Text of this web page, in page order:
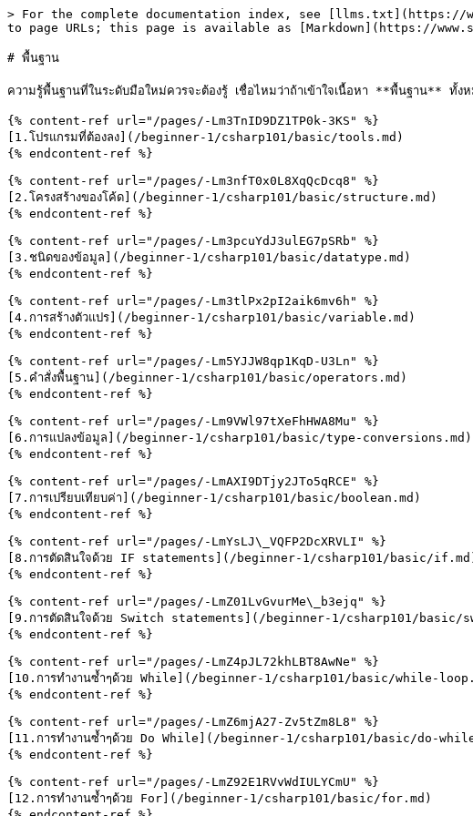
> For the complete documentation index, see [llms.txt](https://
to page URLs; this page is available as [Markdown](https://
# พื้นฐาน
ความรู้พื้นฐานที่ในระดับมือใหม่ควรจะต้องรู้ เชื่อไหมว่าถ้าเข้าใจเนื้อหา **พื้นฐาน** ทั้ง
{% content-ref url="/pages/-Lm3TnID9DZ1TP0k-3KS" %}
[1.โปรแกรมที่ต้องลง](/beginner-1/csharp101/basic/tools.md)
{% endcontent-ref %}
{% content-ref url="/pages/-Lm3nfT0x0L8XqQcDcq8" %}
[2.โครงสร้างของโค้ด](/beginner-1/csharp101/basic/structure.md)
{% endcontent-ref %}
{% content-ref url="/pages/-Lm3pcuYdJ3ulEG7pSRb" %}
[3.ชนิดของข้อมูล](/beginner-1/csharp101/basic/datatype.md)
{% endcontent-ref %}
{% content-ref url="/pages/-Lm3tlPx2pI2aik6mv6h" %}
[4.การสร้างตัวแปร](/beginner-1/csharp101/basic/variable.md)
{% endcontent-ref %}
{% content-ref url="/pages/-Lm5YJJW8qp1KqD-U3Ln" %}
[5.คำสั่งพื้นฐาน](/beginner-1/csharp101/basic/operators.md)
{% endcontent-ref %}
{% content-ref url="/pages/-Lm9VWl97tXeFhHWA8Mu" %}
[6.การแปลงข้อมูล](/beginner-1/csharp101/basic/type-conversions.md)
{% endcontent-ref %}
{% content-ref url="/pages/-LmAXI9DTjy2JTo5qRCE" %}
[7.การเปรียบเทียบค่า](/beginner-1/csharp101/basic/boolean.md)
{% endcontent-ref %}
{% content-ref url="/pages/-LmYsLJ\_VQFP2DcXRVLI" %}
[8.การตัดสินใจด้วย IF statements](/beginner-1/csharp101/basic/
{% endcontent-ref %}
{% content-ref url="/pages/-LmZ01LvGvurMe\_b3ejq" %}
[9.การตัดสินใจด้วย Switch statements](/beginner-1/csharp101/basic/
{% endcontent-ref %}
{% content-ref url="/pages/-LmZ4pJL72khLBT8AwNe" %}
[10.การทำงานซ้ำๆด้วย While](/beginner-1/csharp101/basic/while-
{% endcontent-ref %}
{% content-ref url="/pages/-LmZ6mjA27-Zv5tZm8L8" %}
[11.การทำงานซ้ำๆด้วย Do While](/beginner-1/csharp101/basic/do-
{% endcontent-ref %}
{% content-ref url="/pages/-LmZ92E1RVvWdIULYCmU" %}
[12.การทำงานซ้ำๆด้วย For](/beginner-1/csharp101/basic/for.md)